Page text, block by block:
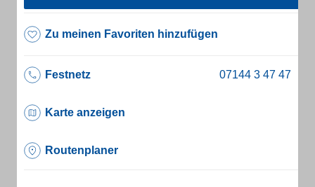
Zu meinen Favoriten hinzufügen
Festnetz
Karte anzeigen
Routenplaner